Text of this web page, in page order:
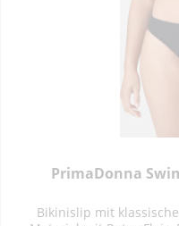
PrimaDonna
Bikinislip mit